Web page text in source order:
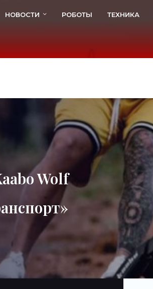
НОВОСТИ РОБОТЫ ТЕХНИКА
Wolf